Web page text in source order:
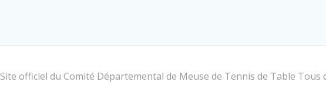
Site officiel du Comité Départemental de Meuse de Tennis de Table